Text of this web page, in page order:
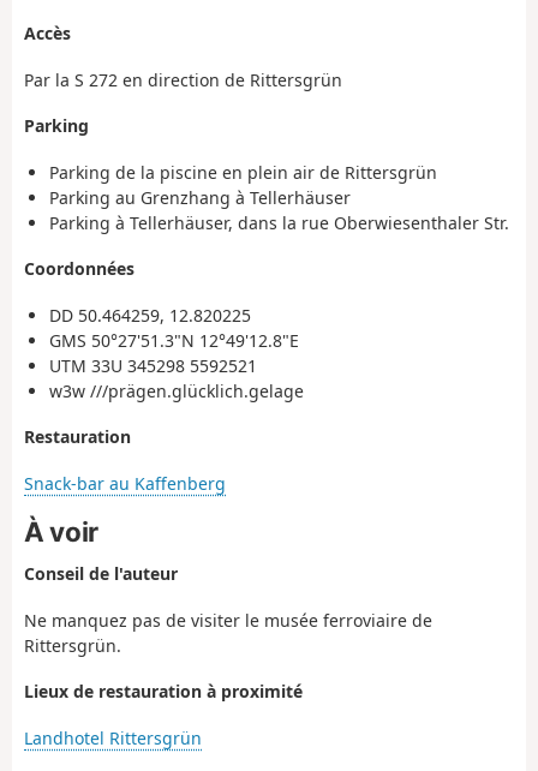
Accès
Par la S 272 en direction de Rittersgrün
Parking
Parking de la piscine en plein air de Rittersgrün
Parking au Grenzhang à Tellerhäuser
Parking à Tellerhäuser, dans la rue Oberwiesenthaler Str.
Coordonnées
DD 50.464259, 12.820225
GMS 50°27'51.3"N 12°49'12.8"E
UTM 33U 345298 5592521
w3w ///prägen.glücklich.gelage
Restauration
Snack-bar au Kaffenberg
À voir
Conseil de l'auteur
Ne manquez pas de visiter le musée ferroviaire de
Rittersgrün.
Lieux de restauration à proximité
Landhotel Rittersgrün